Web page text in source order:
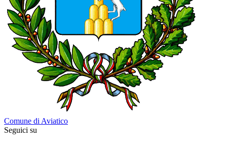
Comune di Aviatico
Seguici su